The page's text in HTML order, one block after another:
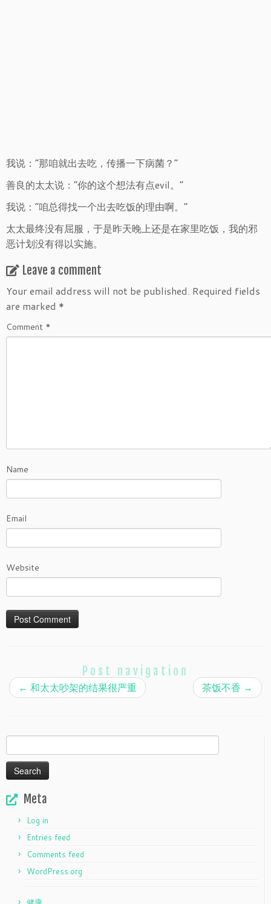
我说：“那咱就出去吃，传播一下病菌？”
善良的太太说：“你的这个想法有点evil。”
我说：“咱总得找一个出去吃饭的理由啊。”
太太最终没有屈服，于是昨天晚上还是在家里吃饭，我的邪
恶计划没有得以实施。
Leave a comment
Your email address will not be published. Required fields
are marked *
Comment *
Name
Email
Website
Post navigation
← 和太太吵架的结果很严重 茶饭不香 →
for:
Meta
Log in
Entries feed
Comments feed
WordPress.org